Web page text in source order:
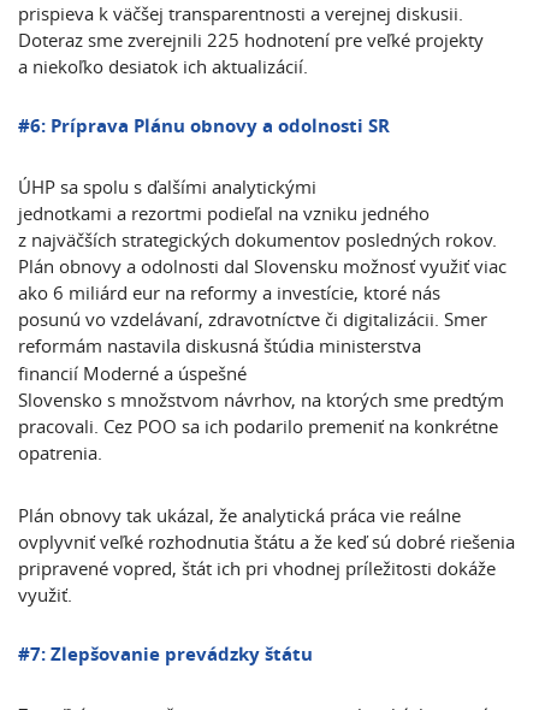
prispieva k väčšej transparentnosti a verejnej diskusii.
Doteraz sme zverejnili 225 hodnotení pre veľké projekty
a niekoľko desiatok ich aktualizácií.
#6: Príprava Plánu obnovy a odolnosti SR
ÚHP sa spolu s ďalšími analytickými
jednotkami a rezortmi podieľal na vzniku jedného
z najväčších strategických dokumentov posledných rokov.
Plán obnovy a odolnosti dal Slovensku možnosť využiť viac
ako 6 miliárd eur na reformy a investície, ktoré nás
posunú vo vzdelávaní, zdravotníctve či digitalizácii. Smer
reformám nastavila diskusná štúdia ministerstva
financií Moderné a úspešné
Slovensko s množstvom návrhov, na ktorých sme predtým
pracovali. Cez POO sa ich podarilo premeniť na konkrétne
opatrenia.
Plán obnovy tak ukázal, že analytická práca vie reálne
ovplyvniť veľké rozhodnutia štátu a že keď sú dobré riešenia
pripravené vopred, štát ich pri vhodnej príležitosti dokáže
využiť.
#7:Zlepšovanie prevádzky štátu